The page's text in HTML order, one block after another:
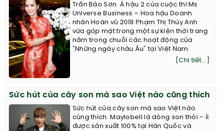
Trần Bảo Sơn. Á hậu 2 của cuộc thi Ms
Universe Business – Hoa hậu Doanh
nhân Hoàn vũ 2018 Phạm Thị Thúy Anh
vừa góp mặt trong một sự kiện thời trang
nằm trong chuỗi các hoạt động của
"Những ngày châu Âu" tại Việt Nam.
[Chi tiết...]
Sức hút của cây son mà sao Việt nào cũng thích
Sức hút của cây son mà sao Việt nào
cũng thích. Maylobell là dòng son thỏi – lì
được sản xuất 100% tại Hàn Quốc và